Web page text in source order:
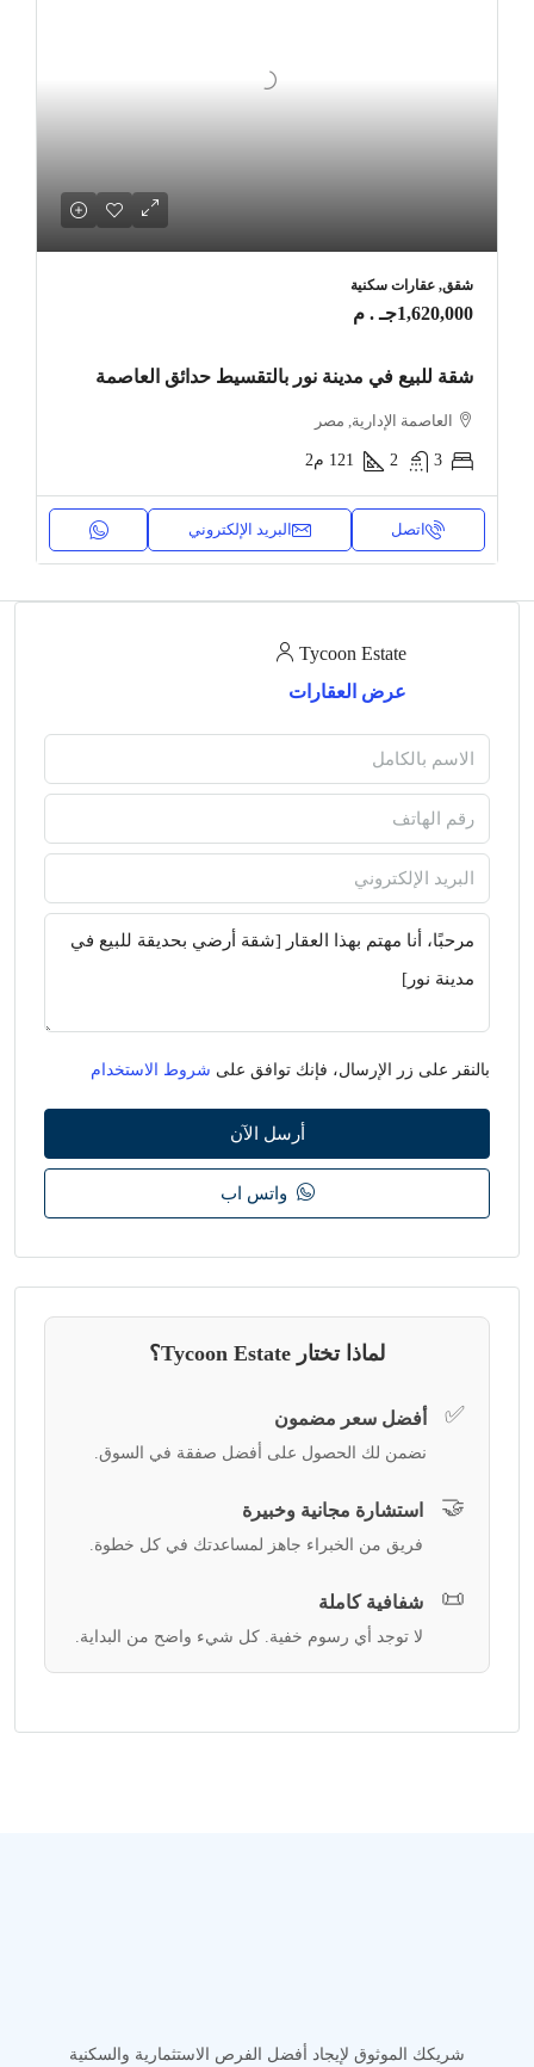
شقق, عقارات سكنية
1,620,000جـ . م
شقة للبيع في مدينة نور بالتقسيط حدائق العاصمة
العاصمة الإدارية, مصر
3
2
121 م2
اتصل البريد الإلكتروني
Tycoon Estate
عرض العقارات
بالنقر على زر الإرسال، فإنك توافق على شروط الاستخدام
أرسل الآن
واتس اب
لماذا تختار Tycoon Estate؟
✅ أفضل سعر مضمون
نضمن لك الحصول على أفضل صفقة في السوق.
🤝 استشارة مجانية وخبيرة
فريق من الخبراء جاهز لمساعدتك في كل خطوة.
📜 شفافية كاملة
لا توجد أي رسوم خفية. كل شيء واضح من البداية.
شريكك الموثوق لإيجاد أفضل الفرص الاستثمارية والسكنية